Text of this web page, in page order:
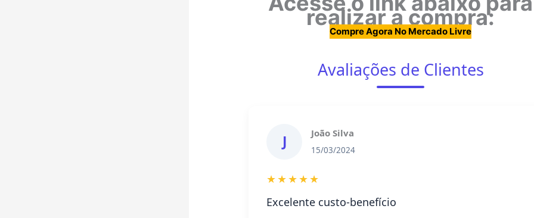
realizar a compra:
Compre Agora No Mercado Livre
Avaliações de Clientes
J João Silva
15/03/2024
★★★★★
Excelente custo-benefício